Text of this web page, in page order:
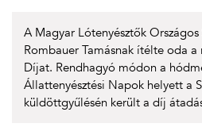
A Magyar Lótenyésztők
Rombauer Tamásnak ítélte oda a
Díjat. Rendhagyó módon a
Állattenyésztési Napok helyett a
küldöttgyűlésén került a díj